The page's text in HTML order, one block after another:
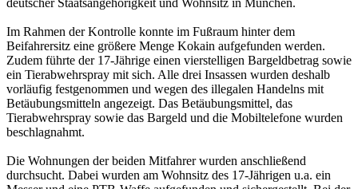
Im Rahmen der Kontrolle konnte im Fußraum hinter dem
Beifahrersitz eine größere Menge Kokain aufgefunden werden.
Zudem führte der 17-Jährige einen vierstelligen Bargeldbetrag sowie
ein Tierabwehrspray mit sich. Alle drei Insassen wurden deshalb
vorläufig festgenommen und wegen des illegalen Handelns mit
Betäubungsmitteln angezeigt. Das Betäubungsmittel, das
Tierabwehrspray sowie das Bargeld und die Mobiltelefone wurden
beschlagnahmt.
Die Wohnungen der beiden Mitfahrer wurden anschließend
durchsucht. Dabei wurden am Wohnsitz des 17-Jährigen u.a. ein